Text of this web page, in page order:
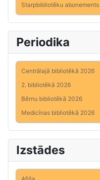
Starpbibliotēku abonements
Periodika
Centrālajā bibliotēkā 2026
2. bibliotēkā 2026
Bērnu bibliotēkā 2026
Medicīnas bibliotēkā 2026
Izstādes